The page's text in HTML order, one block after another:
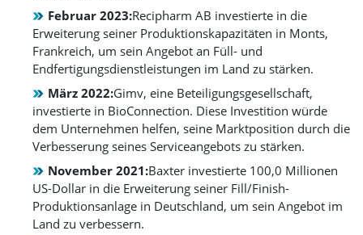
Februar 2023:Recipharm AB investierte in die
Erweiterung seiner Produktionskapazitäten in Monts,
Frankreich, um sein Angebot an Füll- und
Endfertigungsdienstleistungen im Land zu stärken.
März 2022:Gimv, eine Beteiligungsgesellschaft,
investierte in BioConnection. Diese Investition würde
dem Unternehmen helfen, seine Marktposition durch die
Verbesserung seines Serviceangebots zu stärken.
November 2021:Baxter investierte 100,0 Millionen
US-Dollar in die Erweiterung seiner Fill/Finish-
Produktionsanlage in Deutschland, um sein Angebot im
Land zu verbessern.